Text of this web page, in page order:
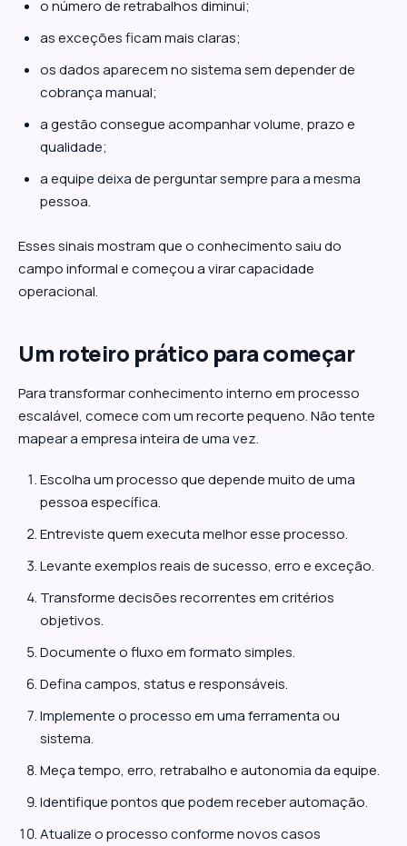
o número de retrabalhos diminui;
as exceções ficam mais claras;
os dados aparecem no sistema sem depender de
cobrança manual;
a gestão consegue acompanhar volume, prazo e
qualidade;
a equipe deixa de perguntar sempre para a mesma
pessoa.
Esses sinais mostram que o conhecimento saiu do
campo informal e começou a virar capacidade
operacional.
Um roteiro prático para começar
Para transformar conhecimento interno em processo
escalável, comece com um recorte pequeno. Não tente
mapear a empresa inteira de uma vez.
Escolha um processo que depende muito de uma
pessoa específica.
Entreviste quem executa melhor esse processo.
Levante exemplos reais de sucesso, erro e exceção.
Transforme decisões recorrentes em critérios
objetivos.
Documente o fluxo em formato simples.
Defina campos, status e responsáveis.
Implemente o processo em uma ferramenta ou
sistema.
Meça tempo, erro, retrabalho e autonomia da equipe.
Identifique pontos que podem receber automação.
Atualize o processo conforme novos casos